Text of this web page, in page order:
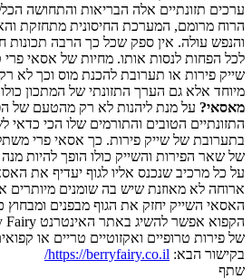
ערכים תזונתיים אלה הבריאות והתחושה
הרוח מרומם, המערכת החיסונית מתחזקת
והנפש עולה. אין ספק שכל כך הרבה תכונות
לכל הפחות לנסות אותו. מחיות של אסאי פרי
שייק פירות או תערובת להכנת מוס וכך לא
מיוחד אלא גם הערך התזונתי של המתכון
מאסאי? על מנת ליהנות לא רק מהטעם של
התזונתיים הטובים והתורמים שלו הכי כדאי
בתערובת של שייק פירות. כך אסאי פרי
של שאר הפירות והשייק כולו הופך להיות
על כל מרכיב שנכנס אליו לגוף יעדיף את
ארוחה לא מאוזנת שיש בה שומנים מיותרים
האסאי השייק יחזק את הגוף מבפנים
של פירות טרופיים ואקזוטיים טריים או
בקישור הבא: https://berryfairy.co.il/
שתף